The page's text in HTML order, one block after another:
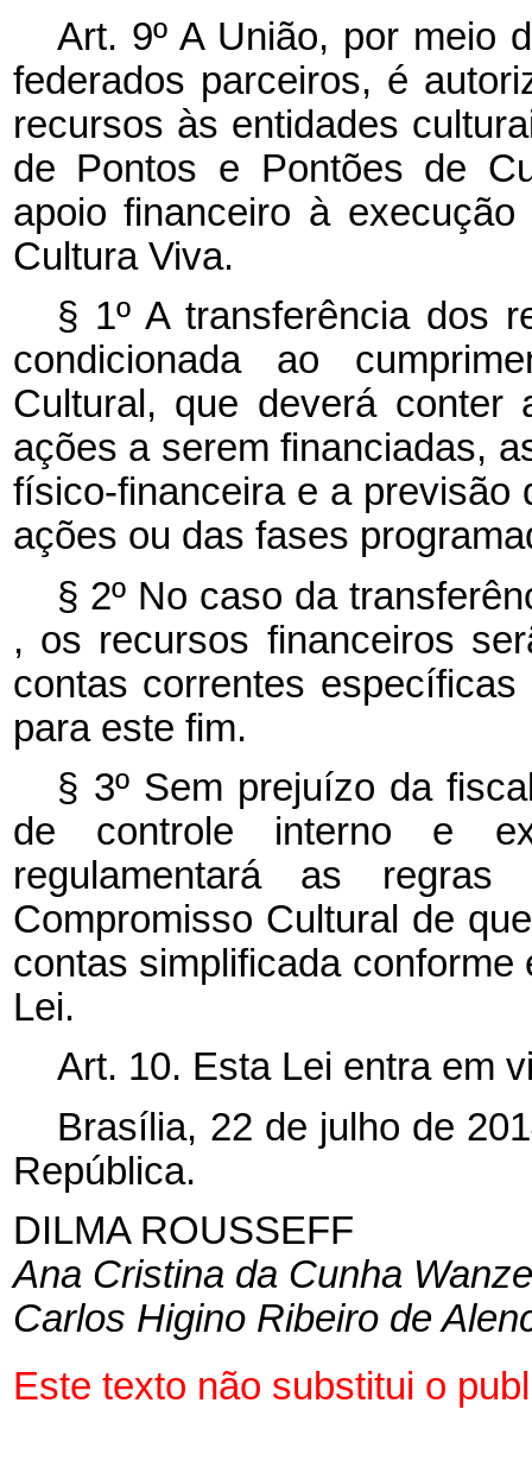
Art. 9º A União, por meio
federados parceiros, é
recursos às entidades
de Pontos e Pontões de
apoio financeiro à
Cultura Viva.
§ 1º A transferência dos
condicionada ao
Cultural, que deverá conter
ações a serem financiadas,
físico-financeira e a previsão
ações ou das fases
§ 2º No caso da
, os recursos financeiros
contas correntes
para este fim.
§ 3º Sem prejuízo da
de controle interno e
regulamentará as
Compromisso Cultural de
contas simplificada conforme
Lei.
Art. 10. Esta Lei entra em
Brasília, 22 de julho de
República.
DILMA ROUSSEFF
Ana Cristina da Cunha
Carlos Higino Ribeiro de
Este texto não substitui o